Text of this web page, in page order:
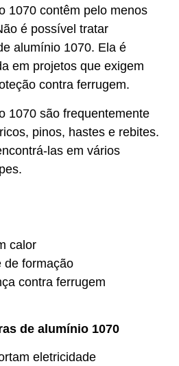
1070 contêm pelo menos
é possível tratar
alumínio 1070. Ela é
em projetos que exigem
contra ferrugem.
1070 são frequentemente
pinos, hastes e rebites.
las em vários
calor
de formação
contra ferrugem
de alumínio 1070
eletricidade